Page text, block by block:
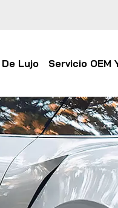
Lujo Servicio OEM